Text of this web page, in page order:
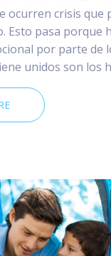
ocurren crisis que
Esto pasa porque
por parte de
unidos son los